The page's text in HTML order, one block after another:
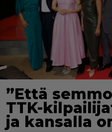
”Että
TTK-
ja kansalla